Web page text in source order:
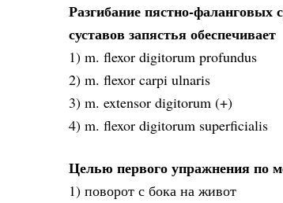
Разгибание пястно-фаланговых
суставов запястья обеспечивает
1) m. flexor digitorum profundus
2) m. flexor carpi ulnaris
3) m. extensor digitorum (+)
4) m. flexor digitorum superficialis
Целью первого упражнения по
1) поворот с бока на живот